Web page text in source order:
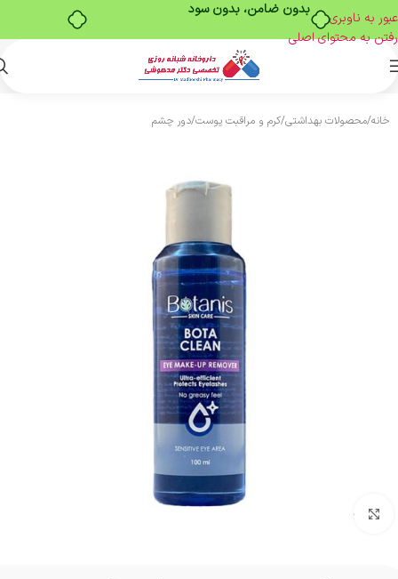
بدون ضامن، بدون سود
عبور به ناوبری
رفتن به محتوای اصلی
خانه/محصولات بهداشتی/کرم و مراقبت پوست/دور چشم
بزرگنمایی تصویر